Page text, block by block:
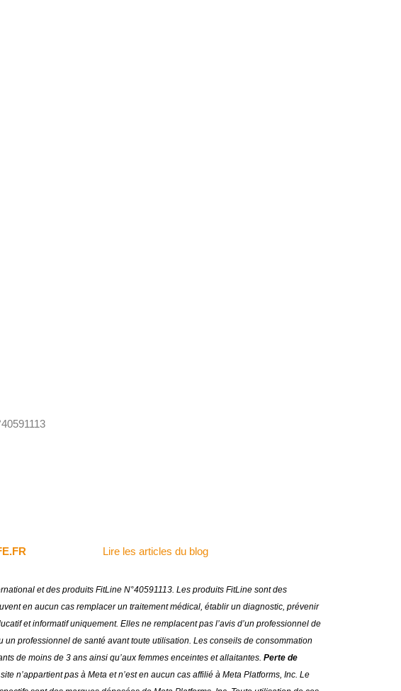
Lire les articles du blog
et des produits FitLine N°40591113. Les produits FitLine sont des
en aucun cas remplacer un traitement médical, établir un diagnostic, prévenir
et informatif uniquement. Elles ne remplacent pas l’avis d’un professionnel de
professionnel de santé avant toute utilisation. Les conseils de consommation
de moins de 3 ans ainsi qu’aux femmes enceintes et allaitantes. Perte de
n’appartient pas à Meta et n’est en aucun cas affilié à Meta Platforms, Inc. Le